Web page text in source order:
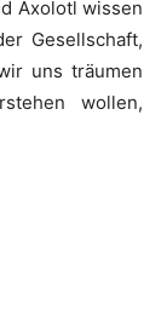
Axolotl wissen
Gesellschaft,
uns träumen
wollen,